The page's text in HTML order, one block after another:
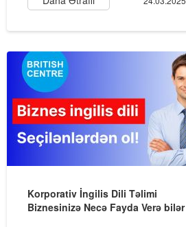
Korporativ İngilis Dili Təlimi
Biznesinizə Necə Fayda Verə bilər